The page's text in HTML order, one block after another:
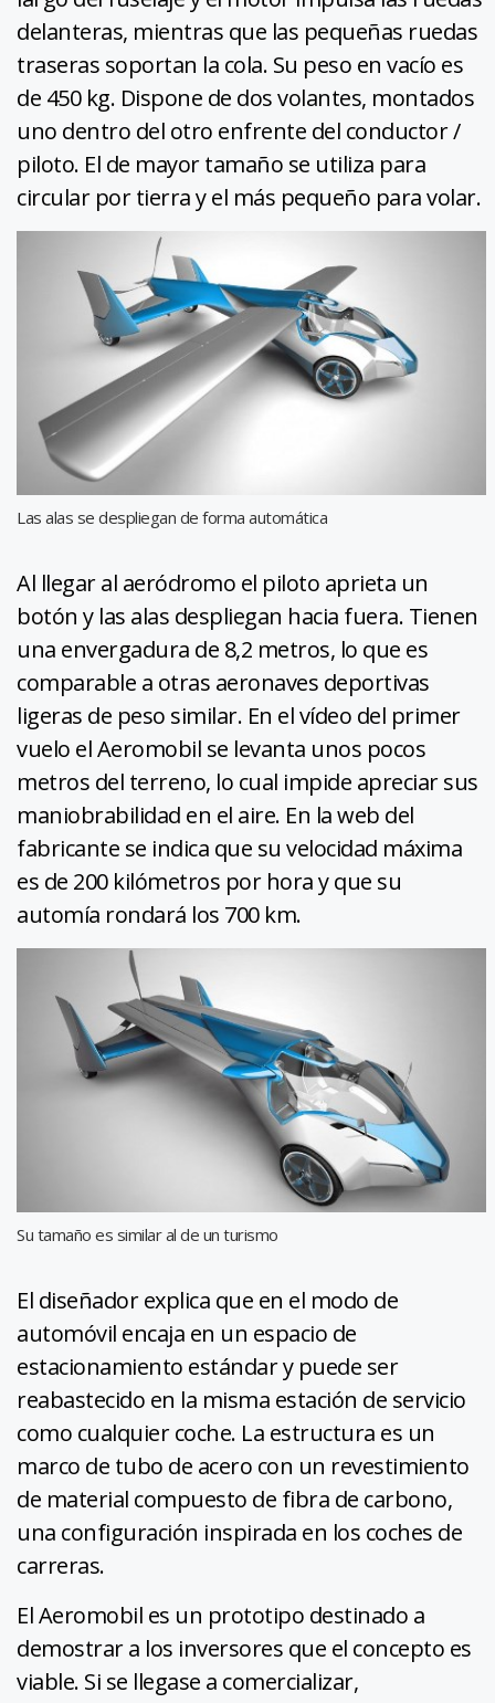
delanteras, mientras que las pequeñas ruedas
traseras soportan la cola. Su peso en vacío es
de 450 kg. Dispone de dos volantes, montados
uno dentro del otro enfrente del conductor /
piloto. El de mayor tamaño se utiliza para
circular por tierra y el más pequeño para volar.
Las alas se despliegan de forma automática
Al llegar al aeródromo el piloto aprieta un
botón y las alas despliegan hacia fuera. Tienen
una envergadura de 8,2 metros, lo que es
comparable a otras aeronaves deportivas
ligeras de peso similar. En el vídeo del primer
vuelo el Aeromobil se levanta unos pocos
metros del terreno, lo cual impide apreciar sus
maniobrabilidad en el aire. En la web del
fabricante se indica que su velocidad máxima
es de 200 kilómetros por hora y que su
automía rondará los 700 km.
Su tamaño es similar al de un turismo
El diseñador explica que en el modo de
automóvil encaja en un espacio de
estacionamiento estándar y puede ser
reabastecido en la misma estación de servicio
como cualquier coche. La estructura es un
marco de tubo de acero con un revestimiento
de material compuesto de fibra de carbono,
una configuración inspirada en los coches de
carreras.
El Aeromobil es un prototipo destinado a
demostrar a los inversores que el concepto es
viable. Si se llegase a comercializar,